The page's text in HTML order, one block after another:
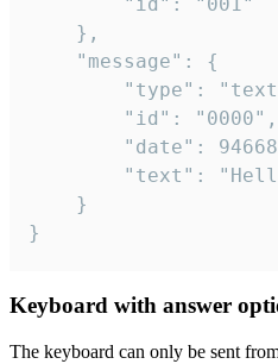
}
Keyboard with answer
The keyboard can only be sent